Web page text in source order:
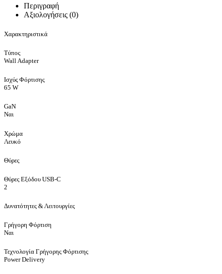
Περιγραφή
Αξιολογήσεις (0)
Χαρακτηριστικά
Τύπος
Wall Adapter
Ισχύς Φόρτισης
65 W
GaN
Ναι
Χρώμα
Λευκό
Θύρες
Θύρες Εξόδου USB-C
2
Δυνατότητες & Λειτουργίες
Γρήγορη Φόρτιση
Ναι
Τεχνολογία Γρήγορης Φόρτισης
Power Delivery